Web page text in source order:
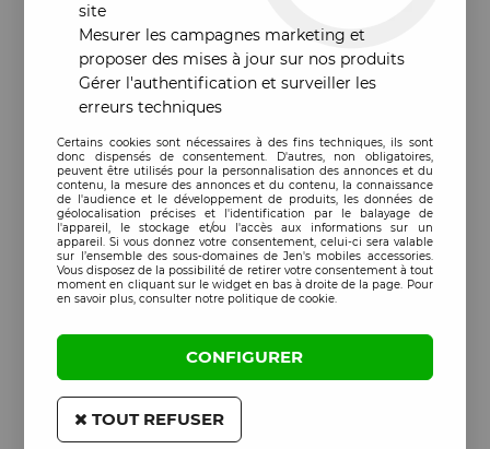
site
Mesurer les campagnes marketing et
proposer des mises à jour sur nos produits
Gérer l'authentification et surveiller les
erreurs techniques
Certains cookies sont nécessaires à des fins techniques, ils sont
donc dispensés de consentement. D'autres, non obligatoires,
peuvent être utilisés pour la personnalisation des annonces et du
contenu, la mesure des annonces et du contenu, la connaissance
de l'audience et le développement de produits, les données de
géolocalisation précises et l'identification par le balayage de
l'appareil, le stockage et/ou l'accès aux informations sur un
appareil. Si vous donnez votre consentement, celui-ci sera valable
sur l’ensemble des sous-domaines de Jen's mobiles accessories.
Vous disposez de la possibilité de retirer votre consentement à tout
moment en cliquant sur le widget en bas à droite de la page. Pour
en savoir plus, consulter notre politique de cookie.
CONFIGURER
TOUT REFUSER